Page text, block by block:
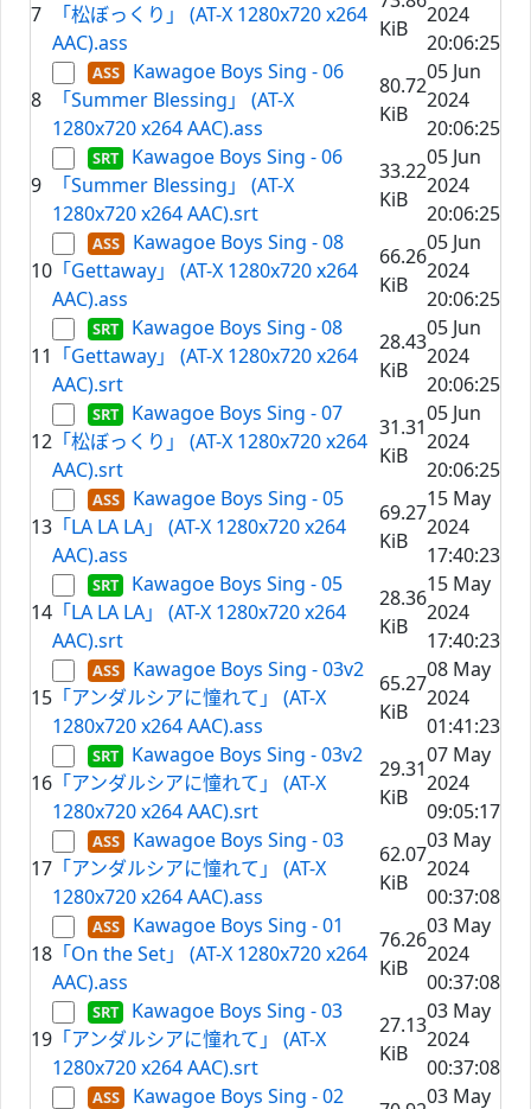
7
「松ぼっくり」 (AT-X 1280x720 x264
AAC).ass
KiB
2024
20:06:25
8
Kawagoe Boys Sing - 06
「Summer Blessing」 (AT-X
1280x720 x264 AAC).ass
80.72
KiB
05 Jun
2024
20:06:25
9
Kawagoe Boys Sing - 06
「Summer Blessing」 (AT-X
1280x720 x264 AAC).srt
33.22
KiB
05 Jun
2024
20:06:25
10
Kawagoe Boys Sing - 08
「Gettaway」 (AT-X 1280x720 x264
AAC).ass
66.26
KiB
05 Jun
2024
20:06:25
11
Kawagoe Boys Sing - 08
「Gettaway」 (AT-X 1280x720 x264
AAC).srt
28.43
KiB
05 Jun
2024
20:06:25
12
Kawagoe Boys Sing - 07
「松ぼっくり」 (AT-X 1280x720 x264
AAC).srt
31.31
KiB
05 Jun
2024
20:06:25
13
Kawagoe Boys Sing - 05
「LA LA LA」 (AT-X 1280x720 x264
AAC).ass
69.27
KiB
15 May
2024
17:40:23
14
Kawagoe Boys Sing - 05
「LA LA LA」 (AT-X 1280x720 x264
AAC).srt
28.36
KiB
15 May
2024
17:40:23
15
Kawagoe Boys Sing - 03v2
「アンダルシアに憧れて」 (AT-X
1280x720 x264 AAC).ass
65.27
KiB
08 May
2024
01:41:23
16
Kawagoe Boys Sing - 03v2
「アンダルシアに憧れて」 (AT-X
1280x720 x264 AAC).srt
29.31
KiB
07 May
2024
09:05:17
17
Kawagoe Boys Sing - 03
「アンダルシアに憧れて」 (AT-X
1280x720 x264 AAC).ass
62.07
KiB
03 May
2024
00:37:08
18
Kawagoe Boys Sing - 01
「On the Set」 (AT-X 1280x720 x264
AAC).ass
76.26
KiB
03 May
2024
00:37:08
19
Kawagoe Boys Sing - 03
「アンダルシアに憧れて」 (AT-X
1280x720 x264 AAC).srt
27.13
KiB
03 May
2024
00:37:08
Kawagoe Boys Sing - 02
03 May